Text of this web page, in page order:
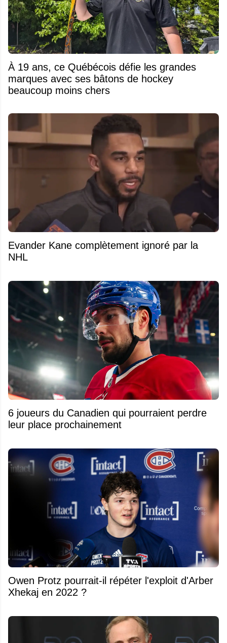
À 19 ans, ce Québécois défie les grandes
marques avec ses bâtons de hockey
beaucoup moins chers
Evander Kane complètement ignoré par la
NHL
6 joueurs du Canadien qui pourraient perdre
leur place prochainement
Owen Protz pourrait-il répéter l'exploit d'Arber
Xhekaj en 2022 ?